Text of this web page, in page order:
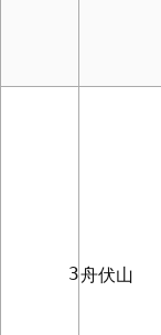
      3
舟伏山